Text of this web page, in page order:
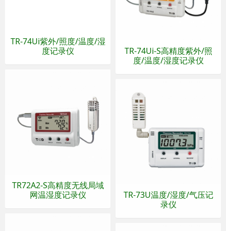
TR-74Ui紫外/照度/温度/湿
度记录仪
TR-74Ui-S高精度紫外/照
度/温度/湿度记录仪
TR72A2-S高精度无线局域
网温湿度记录仪
TR-73U温度/湿度/气压记
录仪